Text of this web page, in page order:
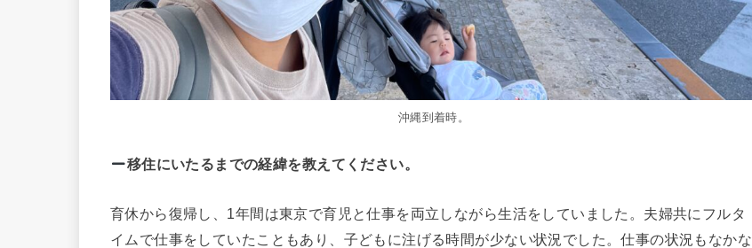
沖縄到着時。
移住にいたるまでの経緯を教えてください。
育休から復帰し、1年間は東京で育児と仕事を両立しながら生活をしていました。夫婦共にフルタ
イムで仕事をしていたこともあり、子どもに注げる時間が少ない状況でした。仕事の状況もなかな